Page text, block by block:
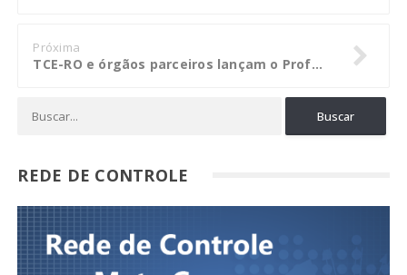
Próxima
TCE-RO e órgãos parceiros lançam o Profaz para modernizar as fazendas municipais e desenvolver Rondônia
REDE DE CONTROLE